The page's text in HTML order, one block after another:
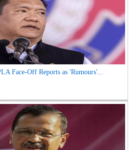
Face-Off Reports as 'Rumours'...